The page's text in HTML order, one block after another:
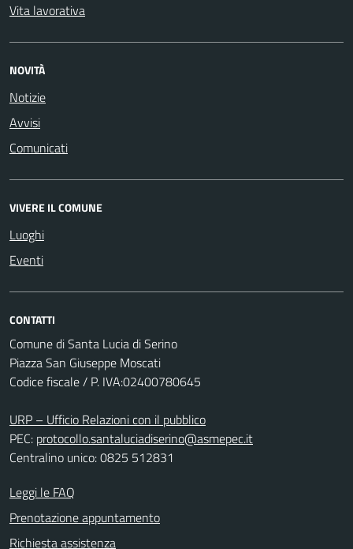
Vita lavorativa
NOVITÀ
Notizie
Avvisi
Comunicati
VIVERE IL COMUNE
Luoghi
Eventi
CONTATTI
Comune di Santa Lucia di Serino
Piazza San Giuseppe Moscati
Codice fiscale / P. IVA:02400780645
URP – Ufficio Relazioni con il pubblico
PEC: protocollo.santaluciadiserino@asmepec.it
Centralino unico: 0825 512831
Leggi le FAQ
Prenotazione appuntamento
Richiesta assistenza